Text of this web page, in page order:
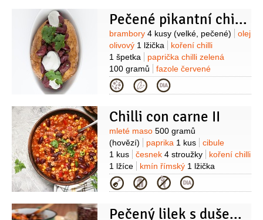
Pečené pikantní chilli brambory
Suroviny
brambory 4 kusy (velké, pečené)
olej
olivový 1 lžička
koření chilli
1 špetka
paprička chilli zelená
100 gramů
fazole červené
250 gramů
(konzervované, bez
nálevu) Na ozdobení: smetana
(oloupané, lze vynechat)
koriandr
(čerstvé lístky)
Kategorie
Chilli con carne II
Suroviny
mleté maso 500 gramů
(hovězí)
paprika 1 kus
cibule
1 kus
česnek 4 stroužky
koření chilli
1 lžíce
kmín římský 1 lžička
(drcený)
majoránka3 lžičky
hovězí200 mililitrů
rajčata
Kategorie
Pečený lilek s dušenými fazolemi